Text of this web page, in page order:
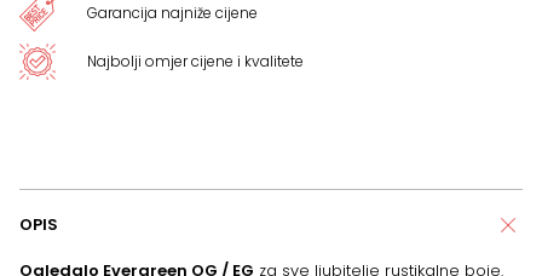
Garancija najniže cijene
Najbolji omjer cijene i kvalitete
OPIS
Ogledalo Evergreen OG / EG za sve ljubitelje rustikalne boje.